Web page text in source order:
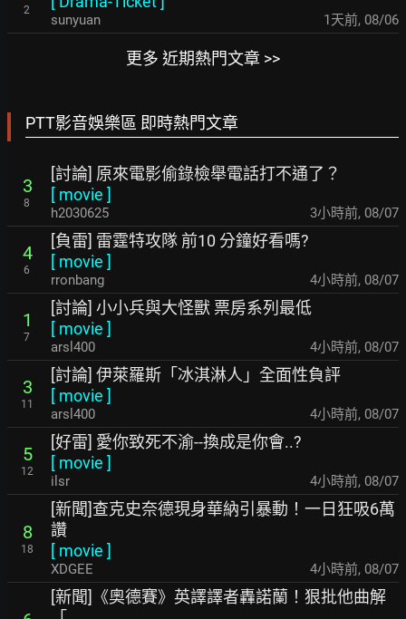
2
sunyuan 1天前, 08/06
更多 近期熱門文章 >>
PTT影音娛樂區 即時熱門文章
3
8
[討論] 原來電影偷錄檢舉電話打不通了？
[ movie ]
h2030625 3小時前, 08/07
4
6
[負雷] 雷霆特攻隊 前10 分鐘好看嗎?
[ movie ]
rronbang 4小時前, 08/07
1
7
[討論] 小小兵與大怪獸 票房系列最低
[ movie ]
arsl400 4小時前, 08/07
3
11
[討論] 伊萊羅斯「冰淇淋人」全面性負評
[ movie ]
arsl400 4小時前, 08/07
5
12
[好雷] 愛你致死不渝--換成是你會..?
[ movie ]
ilsr 4小時前, 08/07
8
18
[新聞]查克史奈德現身華納引暴動！一日狂吸6萬
讚
[ movie ]
XDGEE 4小時前, 08/07
[新聞]《奧德賽》英譯譯者轟諾蘭！狠批他曲解